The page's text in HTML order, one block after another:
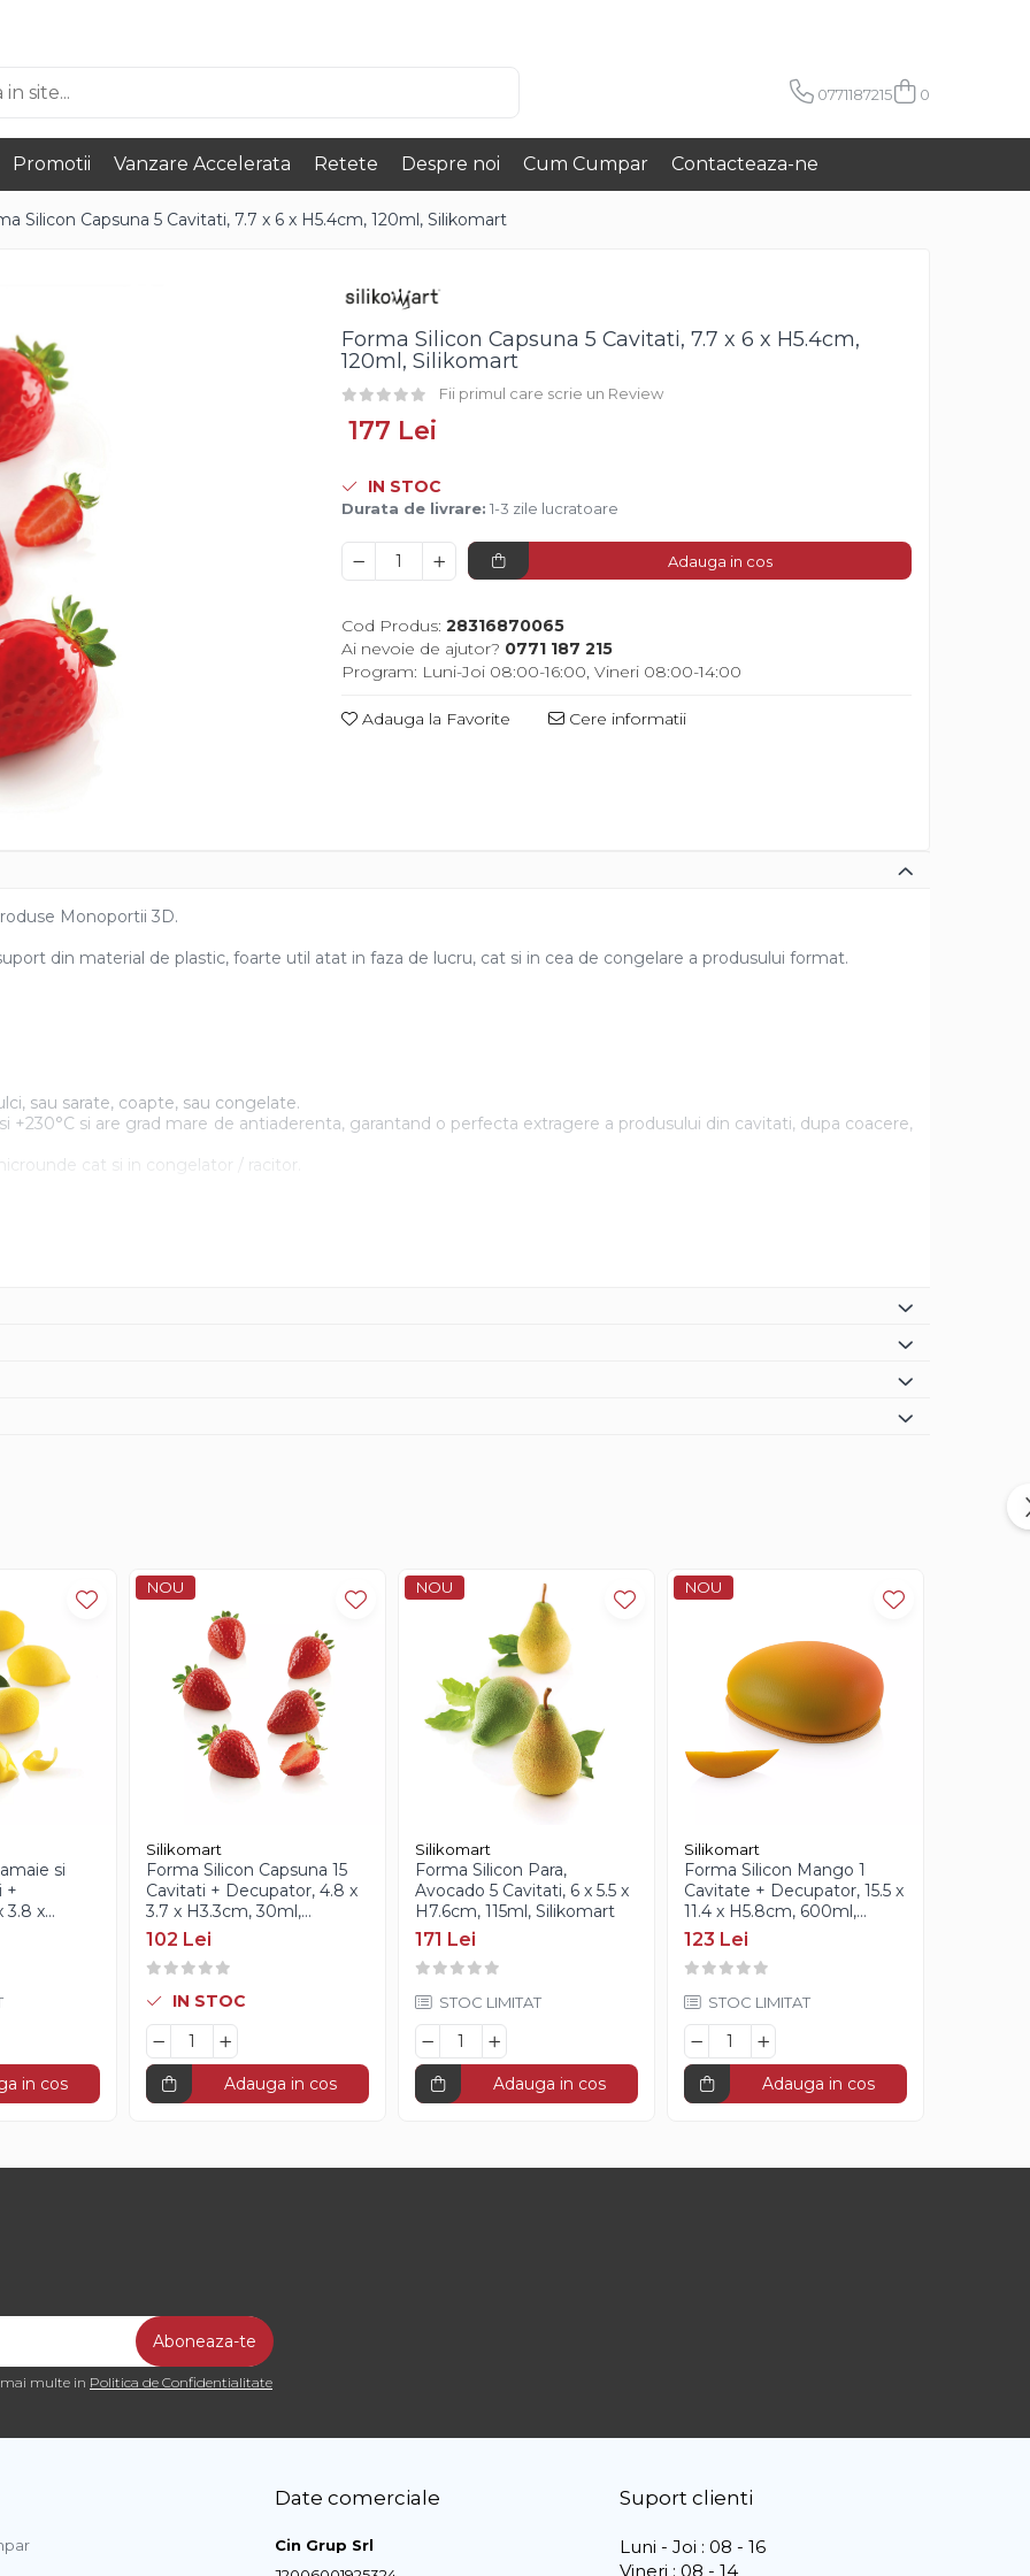
0771187215 0
Promotii Vanzare Accelerata Retete Despre noi Cum Cumpar Contacteaza-ne
Silicon Capsuna 5 Cavitati, 7.7 x 6 x H5.4cm, 120ml, Silikomart
Forma Silicon Capsuna 5 Cavitati, 7.7 x 6 x H5.4cm,
120ml, Silikomart
Fii primul care scrie un Review
177 Lei
IN STOC
Durata de livrare: 1-3 zile lucratoare
Adauga in cos
Cod Produs: 28316870065
Ai nevoie de ajutor? 0771 187 215
Program: Luni-Joi 08:00-16:00, Vineri 08:00-14:00
Adauga la Favorite Cere informatii
Monoportii 3D.
din material de plastic, foarte util atat in faza de lucru, cat si in cea de congelare a produsului format.
sau sarate, coapte, sau congelate.
+230°C si are grad mare de antiaderenta, garantand o perfecta extragere a produsului din cavitati, dupa coacere,
cat si in congelator / racitor.
sau pentru extragerea produselor!
si nici solutii pentru clatit!
si
+
3.8 x
in cos
NOU
Silikomart
Forma Silicon Capsuna 15
Cavitati + Decupator, 4.8 x
3.7 x H3.3cm, 30ml,
Silikomart
102 Lei
IN STOC
Adauga in cos
NOU
Silikomart
Forma Silicon Para,
Avocado 5 Cavitati, 6 x 5.5 x
H7.6cm, 115ml, Silikomart
171 Lei
STOC LIMITAT
Adauga in cos
NOU
Silikomart
Forma Silicon Mango 1
Cavitate + Decupator, 15.5 x
11.4 x H5.8cm, 600ml,
Silikomart
123 Lei
STOC LIMITAT
Adauga in cos
multe in Politica de Confidentialitate
Date comerciale
Cin Grup Srl
Suport clienti
Luni - Joi : 08 - 16
Vineri : 08 - 14